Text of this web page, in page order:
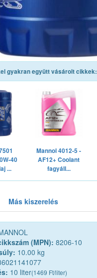
gyakran együtt vásárolt cikkek:
40
...
Mannol 4012-5 -
AF12+ Coolant
fagyáll...
Más kiszerelés
(MPN): 8206-10
10.00 kg
10 liter(1469 Ft/liter)